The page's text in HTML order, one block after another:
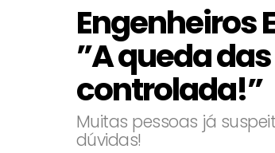
Engenheiros
”A queda
controlada!”
Muitas pessoas já
dúvidas!